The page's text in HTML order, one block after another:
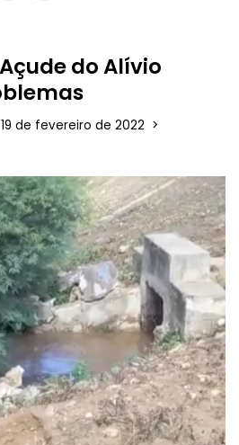
do Alívio
19 de fevereiro de 2022